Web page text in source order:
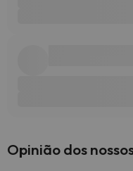
Opinião dos